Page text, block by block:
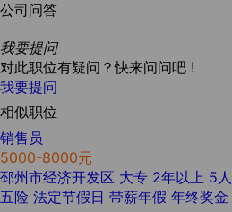
公司问答
我要提问
对此职位有疑问？快来问问吧 !
我要提问
相似职位
销售员
5000-8000元
邳州市经济开发区 大专 2年以上 5人
五险 法定节假日 带薪年假 年终奖金